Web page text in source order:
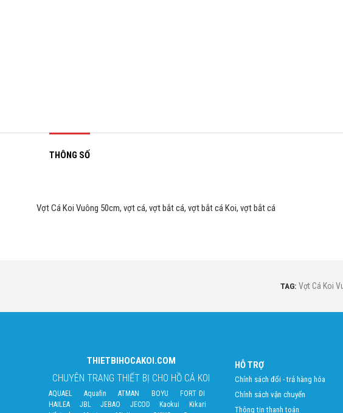
THÔNG SỐ
Vợt Cá Koi Vuông 50cm, vợt cá, vợt bắt cá, vợt bắt cá Koi, vợt bắt cá
TAG: Vợt Cá Koi
THIETBIHOCAKOI.COM
CHUYÊN TRANG THIẾT BỊ CHO HỒ CÁ KOI
AQUAEL Aquafin ATMAN BOYU
FORT DI
HAILEA
JBL JEBAO JECOD Kaokui
Kikari
HỖ TRỢ
Chính sách đổi - trả hàng hóa
Chính sách vận chuyển
Thông tin thanh toán